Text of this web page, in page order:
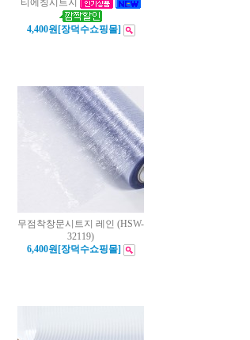
티에칭시트지
4,400원[장덕수쇼핑몰]
무점착창문시트지 레인 (HSW-
32119)
6,400원[장덕수쇼핑몰]